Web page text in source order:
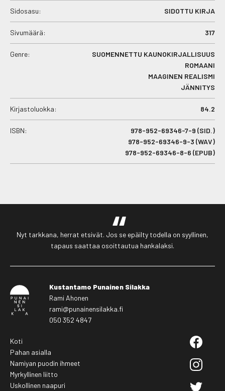
Sidosasu: SIDOTTU KIRJA
Sivumäärä: 317
Genre:
SUOMENNETTU KAUNOKIRJALLISUUS
ROMAANI
MAAGINEN REALISMI
JÄNNITYS
Kirjastoluokka: 84.2
ISBN:
978-952-69346-7-9 (SID.)
978-952-69346-9-3 (WAV)
978-952-69346-8-6 (EPUB)
Kustantamo Punainen Silakka
Rami Ahonen
rami@punainensilakka.fi
050 352 4847
Nyt tarkkana, herrat etsivät. Jos se epäilty todella on syyllinen,
tapaus saattaa osoittautua hankalaksi.
Koti
Pahan asialla
Namiyan puodin ihmeet
Myrkyllinen liitto
Uskollinen naapuri